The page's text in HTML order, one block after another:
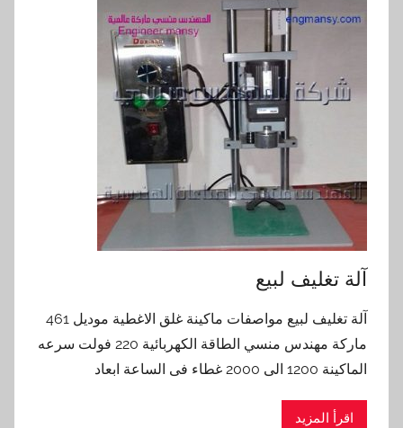
آلة تغليف لبيع
آلة تغليف لبيع مواصفات ماكينة غلق الاغطية موديل 461
ماركة مهندس منسي الطاقة الكهربائية 220 فولت سرعه
الماكينة 1200 الى 2000 غطاء فى الساعة ابعاد
اقرأ المزيد